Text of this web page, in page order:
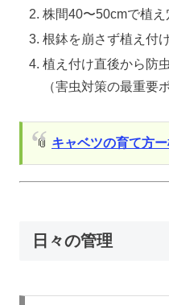
株間40〜50cmで植え
根鉢を崩さず植え付
植え付け直後から防
（害虫対策の最重要
📎 キャベツの育て方
日々の管理